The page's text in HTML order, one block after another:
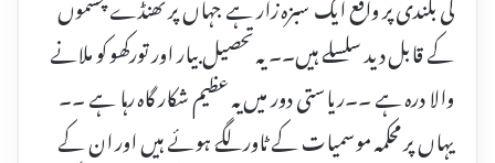
کے قابل دید سلسلے ہیں۔۔ یہ تحصیل بیار اور تورکھو کو ملانے
والا درہ ہے ۔۔ریاستی دور میں یہ عظیم شکار گاہ رہا ہے ۔۔
یہاں پر محکمہ موسمیات کے ٹاور لگے ہوئے ہیں اور ان کے